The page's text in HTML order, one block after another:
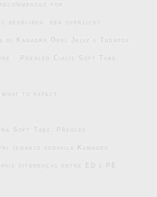
for
begrijpen: een overzicht
di Kamagra Oral Jelly e Tadapox
Přehled Cialis Soft Tabs
to expect
Soft Tabs: Přehled
jemanju zdravila Kamagra
diferenças entre ED e PE